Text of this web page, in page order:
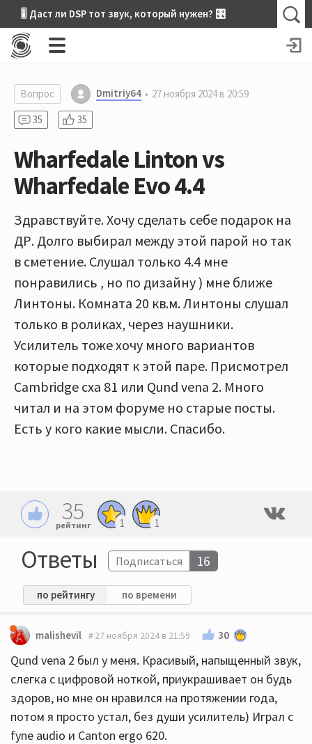
🎚 Даст ли DSP тот звук, который нужен? 🎛
Вопрос Dmitriy64
27 ноября 2024 в 20:59
35
35
Wharfedale Linton vs
Wharfedale Evo 4.4
Здравствуйте. Хочу сделать себе подарок на
ДР. Долго выбирал между этой парой но так
в сметение. Слушал только 4.4 мне
понравились , но по дизайну ) мне ближе
Линтоны. Комната 20 кв.м. Линтоны слушал
только в роликах, через наушники.
Усилитель тоже хочу много вариантов
которые подходят к этой паре. Присмотрел
Cambridge cxa 81 или Qund vena 2. Много
читал и на этом форуме но старые посты.
Есть у кого какие мысли. Спасибо.
35
рейтинг 1 1
Ответы Подписаться 16
по рейтингу по времени
malishevil 27 ноября 2024 в 21:59 30
Qund vena 2 был у меня. Красивый, напыщенный звук,
слегка с цифровой ноткой, приукрашивает он будь
здоров, но мне он нравился на протяжении года,
потом я просто устал, без души усилитель) Играл с
fyne audio и Canton ergo 620.